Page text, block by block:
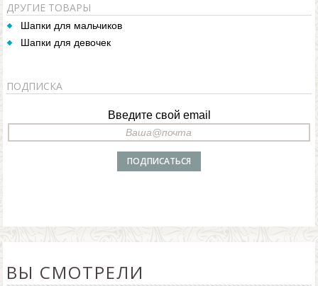
ДРУГИЕ ТОВАРЫ
Шапки для мальчиков
Шапки для девочек
ПОДПИСКА
Введите свой email
ВЫ СМОТРЕЛИ